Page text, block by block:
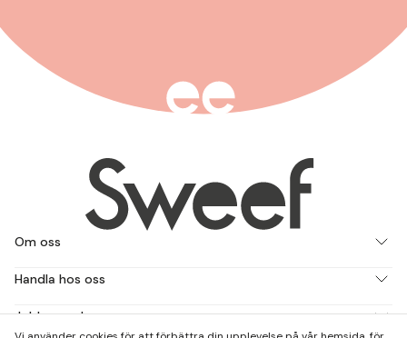
Om oss
Handla hos oss
Jobba med oss